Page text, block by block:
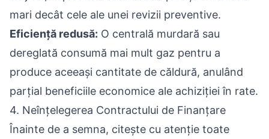
mari decât cele ale unei revizii preventive.
Eficiență redusă: O centrală murdară sau
dereglată consumă mai mult gaz pentru a
produce aceeași cantitate de căldură, anulând
parțial beneficiile economice ale achiziției în rate.
4. Neînțelegerea Contractului de Finanțare
Înainte de a semna, citește cu atenție toate